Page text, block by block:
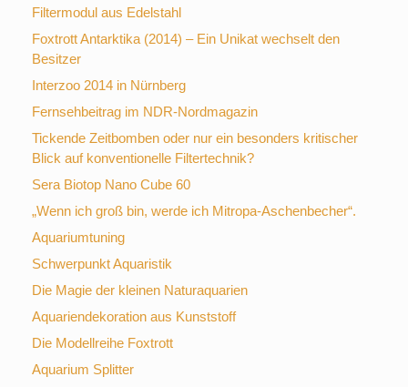
Filtermodul aus Edelstahl
Foxtrott Antarktika (2014) – Ein Unikat wechselt den
Besitzer
Interzoo 2014 in Nürnberg
Fernsehbeitrag im NDR-Nordmagazin
Tickende Zeitbomben oder nur ein besonders kritischer
Blick auf konventionelle Filtertechnik?
Sera Biotop Nano Cube 60
„Wenn ich groß bin, werde ich Mitropa-Aschenbecher“.
Aquariumtuning
Schwerpunkt Aquaristik
Die Magie der kleinen Naturaquarien
Aquariendekoration aus Kunststoff
Die Modellreihe Foxtrott
Aquarium Splitter